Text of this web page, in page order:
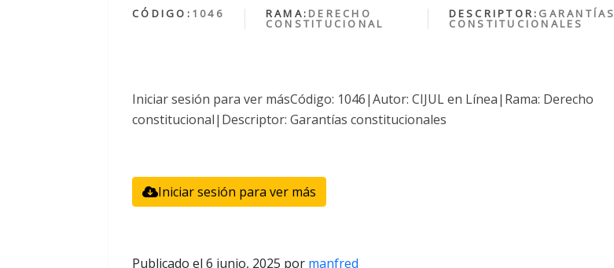
CÓDIGO: 1046 RAMA: DERECHO
CONSTITUCIONAL
DESCRIPTOR: GARANTÍAS
CONSTITUCIONALES
Iniciar sesión para ver másCódigo: 1046|Autor: CIJUL en Línea|Rama: Derecho
constitucional|Descriptor: Garantías constitucionales
Iniciar sesión para ver más
Publicado el 6 junio, 2025 por manfred